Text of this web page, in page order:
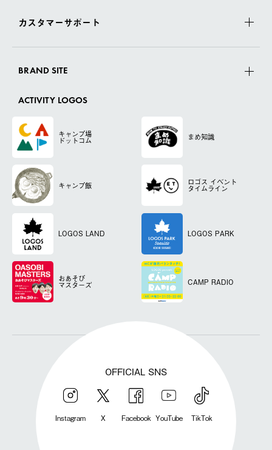
カスタマーサポート
BRAND SITE
ACTIVITY LOGOS
キャンプ場
ドットコム まめ知識
キャンプ飯 ロゴス イベント
タイムライン
LOGOS LAND LOGOS PARK
おあそび
マスターズ CAMP RADIO
OFFICIAL SNS
Instagram X Facebook YouTube TikTok